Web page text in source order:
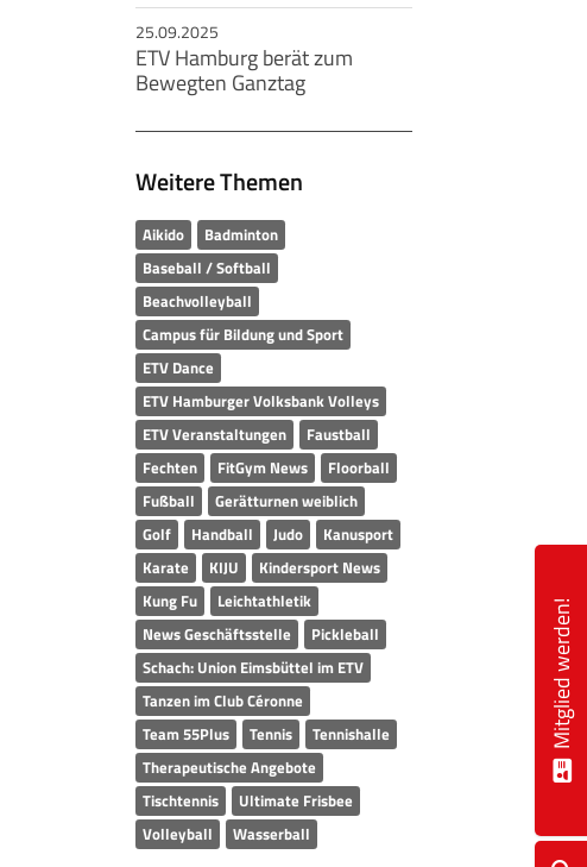
25.09.2025
ETV Hamburg berät zum
Bewegten Ganztag
Weitere Themen
Aikido
Badminton
Baseball / Softball
Beachvolleyball
Campus für Bildung und Sport
ETV Dance
ETV Hamburger Volksbank Volleys
ETV Veranstaltungen
Faustball
Fechten
FitGym News
Floorball
Fußball
Gerätturnen weiblich
Golf
Handball Judo
Kanusport
Karate
KIJU
Kindersport News
Kung Fu
Leichtathletik
News Geschäftsstelle
Pickleball
Schach: Union Eimsbüttel im ETV
Tanzen im Club Céronne
Team 55Plus
Tennis
Tennishalle
Therapeutische Angebote
Tischtennis
Ultimate Frisbee
Volleyball
Wasserball
Mitglied werden!